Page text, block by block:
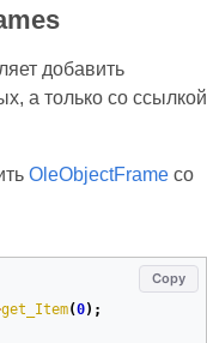
добавить
а только со ссылкой
OleObjectFrame со
Copy
get_Item(0);